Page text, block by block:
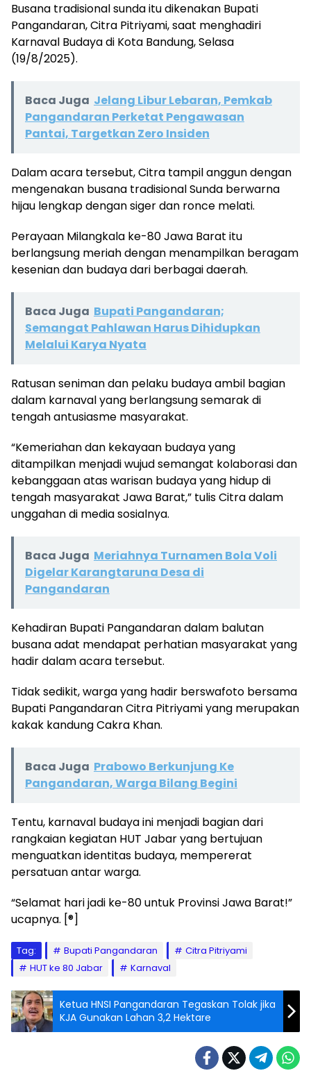
Busana tradisional sunda itu dikenakan Bupati
Pangandaran, Citra Pitriyami, saat menghadiri
Karnaval Budaya di Kota Bandung, Selasa
(19/8/2025).
Baca Juga Jelang Libur Lebaran, Pemkab
Pangandaran Perketat Pengawasan
Pantai, Targetkan Zero Insiden
Dalam acara tersebut, Citra tampil anggun dengan
mengenakan busana tradisional Sunda berwarna
hijau lengkap dengan siger dan ronce melati.
Perayaan Milangkala ke-80 Jawa Barat itu
berlangsung meriah dengan menampilkan beragam
kesenian dan budaya dari berbagai daerah.
Baca Juga Bupati Pangandaran;
Semangat Pahlawan Harus Dihidupkan
Melalui Karya Nyata
Ratusan seniman dan pelaku budaya ambil bagian
dalam karnaval yang berlangsung semarak di
tengah antusiasme masyarakat.
“Kemeriahan dan kekayaan budaya yang
ditampilkan menjadi wujud semangat kolaborasi dan
kebanggaan atas warisan budaya yang hidup di
tengah masyarakat Jawa Barat,” tulis Citra dalam
unggahan di media sosialnya.
Baca Juga Meriahnya Turnamen Bola Voli
Digelar Karangtaruna Desa di
Pangandaran
Kehadiran Bupati Pangandaran dalam balutan
busana adat mendapat perhatian masyarakat yang
hadir dalam acara tersebut.
Tidak sedikit, warga yang hadir berswafoto bersama
Bupati Pangandaran Citra Pitriyami yang merupakan
kakak kandung Cakra Khan.
Baca Juga Prabowo Berkunjung Ke
Pangandaran, Warga Bilang Begini
Tentu, karnaval budaya ini menjadi bagian dari
rangkaian kegiatan HUT Jabar yang bertujuan
menguatkan identitas budaya, mempererat
persatuan antar warga.
“Selamat hari jadi ke-80 untuk Provinsi Jawa Barat!”
ucapnya. [®]
Tag: Bupati Pangandaran
Citra Pitriyami
HUT ke 80 Jabar
Karnaval
Ketua HNSI Pangandaran Tegaskan Tolak jika
KJA Gunakan Lahan 3,2 Hektare